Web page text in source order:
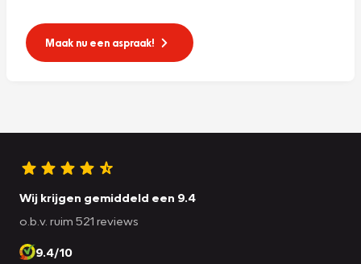
Maak nu een aspraak!
Wij krijgen gemiddeld een 9.4
o.b.v. ruim 521 reviews
9.4/10